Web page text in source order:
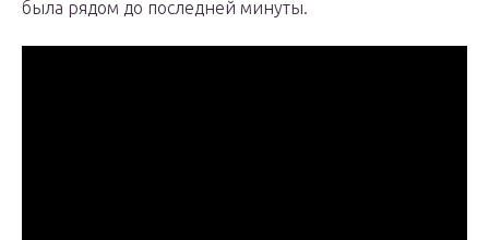
была рядом до последней минуты.